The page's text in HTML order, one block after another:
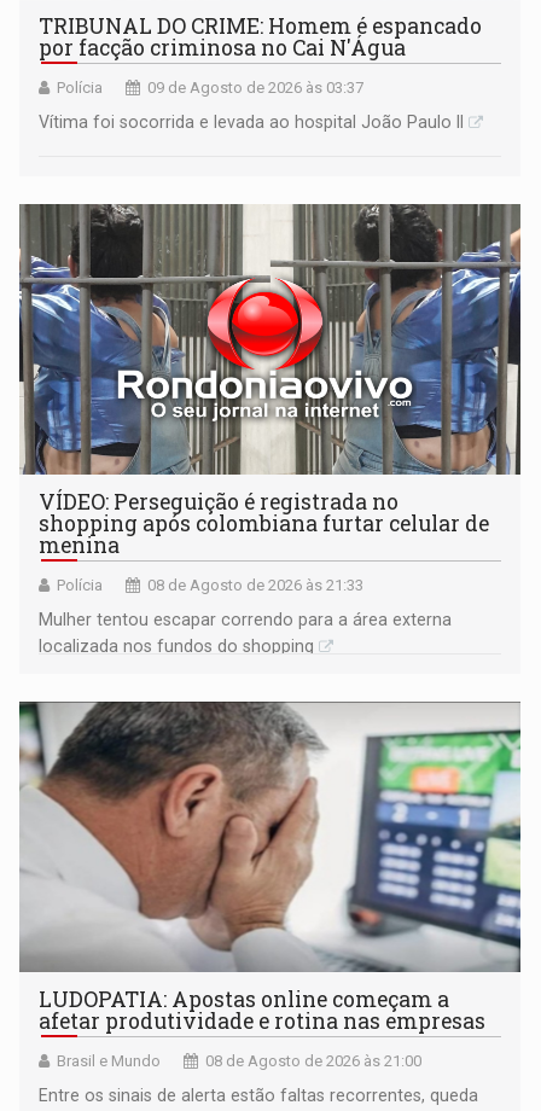
TRIBUNAL DO CRIME: Homem é espancado
por facção criminosa no Cai N'Água
Polícia 09 de Agosto de 2026 às 03:37
Vítima foi socorrida e levada ao hospital João Paulo II
VÍDEO: Perseguição é registrada no
shopping após colombiana furtar celular de
menina
Polícia 08 de Agosto de 2026 às 21:33
Mulher tentou escapar correndo para a área externa
localizada nos fundos do shopping
LUDOPATIA: Apostas online começam a
afetar produtividade e rotina nas empresas
Brasil e Mundo 08 de Agosto de 2026 às 21:00
Entre os sinais de alerta estão faltas recorrentes, queda